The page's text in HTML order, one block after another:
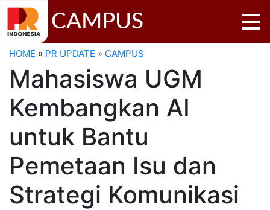
CAMPUS
HOME » PR UPDATE » CAMPUS
Mahasiswa UGM
Kembangkan AI
untuk Bantu
Pemetaan Isu dan
Strategi Komunikasi